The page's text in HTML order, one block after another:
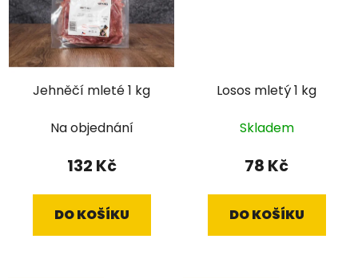
Jehněčí mleté 1 kg
Na objednání
132 Kč
DO KOŠÍKU
Losos mletý 1 kg
Skladem
78 Kč
DO KOŠÍKU